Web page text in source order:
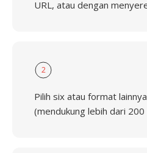
URL, atau dengan
2
Pilih six atau format
(mendukung lebih dari